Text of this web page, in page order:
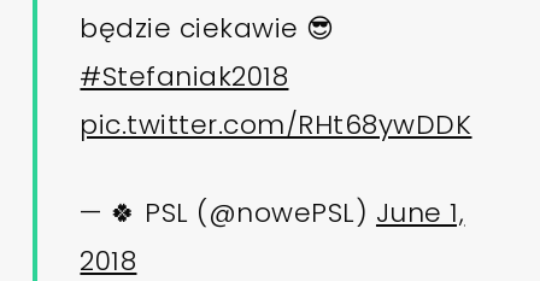
będzie ciekawie 😎
#Stefaniak2018
pic.twitter.com/RHt68ywDDK
— 🍀 PSL (@nowePSL) June 1,
2018